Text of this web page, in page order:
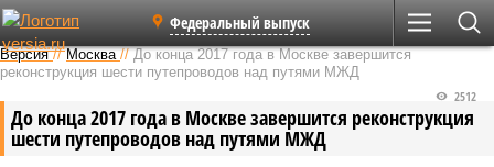
Федеральный выпуск
Версия //Москва //До конца 2017 года в Москве завершится
реконструкция шести путепроводов над путями МЖД
До конца 2017 года в Москве завершится реконструкция
шести путепроводов над путями МЖД
2512